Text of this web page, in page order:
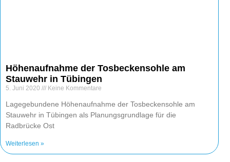
Höhenaufnahme der Tosbeckensohle am
Stauwehr in Tübingen
5. Juni 2020 Keine Kommentare
Lagegebundene Höhenaufnahme der Tosbeckensohle am
Stauwehr in Tübingen als Planungsgrundlage für die
Radbrücke Ost
Weiterlesen »